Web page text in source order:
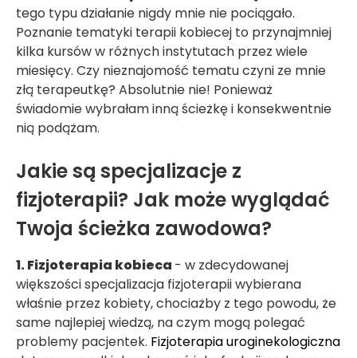
tego typu działanie nigdy mnie nie pociągało.
Poznanie tematyki terapii kobiecej to przynajmniej
kilka kursów w różnych instytutach przez wiele
miesięcy. Czy nieznajomość tematu czyni ze mnie
złą terapeutkę? Absolutnie nie! Ponieważ
świadomie wybrałam inną ścieżkę i konsekwentnie
nią podążam.
Jakie są specjalizacje z
fizjoterapii? Jak może wyglądać
Twoja ścieżka zawodowa?
1. Fizjoterapia kobieca - w zdecydowanej
większości specjalizacja fizjoterapii wybierana
właśnie przez kobiety, chociażby z tego powodu, że
same najlepiej wiedzą, na czym mogą polegać
problemy pacjentek. Fizjoterapia uroginekologiczna